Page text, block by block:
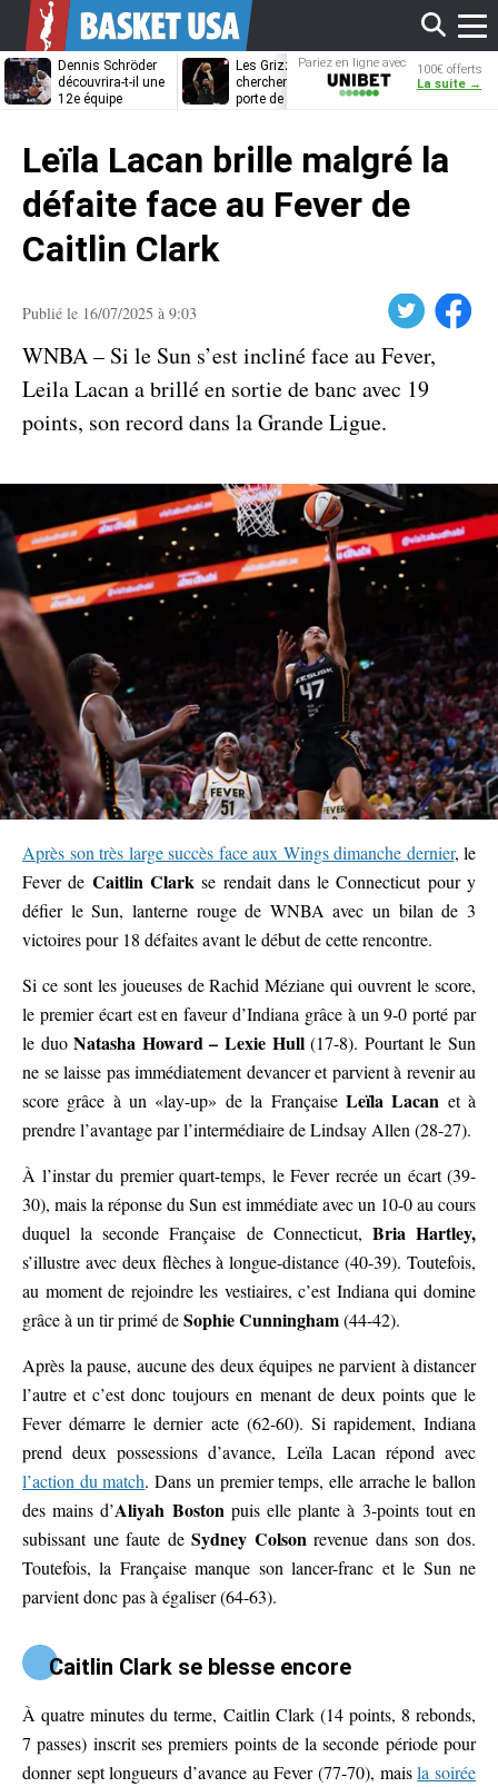
Dennis Schröder
découvrira-t-il une
12e équipe
Les Grizzlies
cherchent déjà une
porte de sortie
Dwane Casey
bientôt coach
Pariez en ligne avec
Unibet
100€ offerts
La suite →
Leïla Lacan brille malgré la
défaite face au Fever de
Caitlin Clark
Publié le 16/07/2025 à 9:03 Facebook
WNBA – Si le Sun s’est incliné face au Fever,
Leila Lacan a brillé en sortie de banc avec 19
points, son record dans la Grande Ligue.
Après son très large succès face aux Wings dimanche dernier, le
Fever de Caitlin Clark se rendait dans le Connecticut pour y
défier le Sun, lanterne rouge de WNBA avec un bilan de 3
victoires pour 18 défaites avant le début de cette rencontre.
Si ce sont les joueuses de Rachid Méziane qui ouvrent le score,
le premier écart est en faveur d’Indiana grâce à un 9-0 porté par
le duoNatasha Howard – Lexie Hull(17-8). Pourtant le Sun
ne se laisse pas immédiatement devancer et parvient à revenir au
score grâce à un «lay-up» de la Française Leïla Lacan et à
prendre l’avantage par l’intermédiaire de Lindsay Allen (28-27).
À l’instar du premier quart-temps, le Fever recrée un écart (39-
30), mais la réponse du Sun est immédiate avec un 10-0 au cours
duquel la seconde Française de Connecticut, Bria Hartley,
s’illustre avec deux flèches à longue-distance (40-39). Toutefois,
au moment de rejoindre les vestiaires, c’est Indiana qui domine
grâce à un tir primé deSophie Cunningham(44-42).
Après la pause, aucune des deux équipes ne parvient à distancer
l’autre et c’est donc toujours en menant de deux points que le
Fever démarre le dernier acte (62-60). Si rapidement, Indiana
prend deux possessions d’avance, Leïla Lacan répond avec
l’action du match. Dans un premier temps, elle arrache le ballon
des mains d’Aliyah Boston puis elle plante à 3-points tout en
subissant une faute deSydney Colson revenue dans son dos.
Toutefois, la Française manque son lancer-franc et le Sun ne
parvient donc pas à égaliser (64-63).
Caitlin Clark se blesse encore
À quatre minutes du terme, Caitlin Clark (14 points, 8 rebonds,
7 passes) inscrit ses premiers points de la seconde période pour
donner sept longueurs d’avance au Fever (77-70), maisla soirée